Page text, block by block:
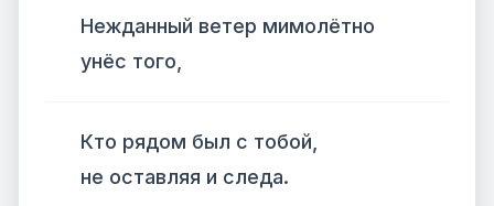
Нежданный ветер мимолётно
унёс того,
Кто рядом был с тобой,
не оставляя и следа.